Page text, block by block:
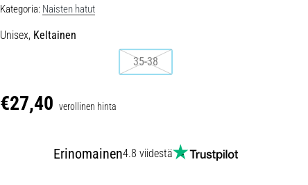
Kategoria: Naisten hatut
Unisex, Keltainen
35-38
€27,40 verollinen hinta
Erinomainen4.8 viidestä